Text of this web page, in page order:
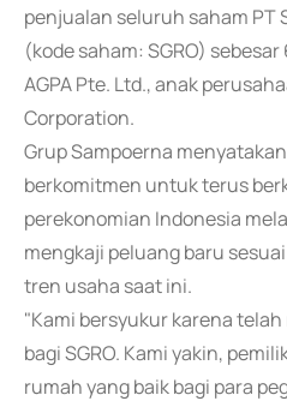
penjualan seluruh saham PT
(kode saham: SGRO) sebesar
AGPA Pte. Ltd., anak
Corporation.
Grup Sampoerna
berkomitmen untuk terus
perekonomian Indonesia
mengkaji peluang baru
tren usaha saat ini.
"Kami bersyukur karena
bagi SGRO. Kami yakin,
rumah yang baik bagi para